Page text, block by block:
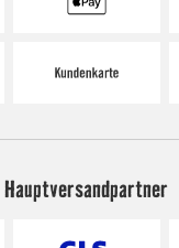
Hauptversandpartner